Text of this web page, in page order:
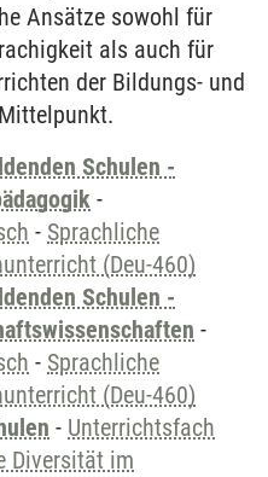
Ansätze sowohl für
als auch für
der Bildungs- und
Schulen -
-
- Sprachliche
(Deu-460)
Schulen -
-
- Sprachliche
(Deu-460)
- Unterrichtsfach
Diversität im